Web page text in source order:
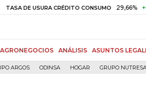
USURA CRÉDITO CONSUMO 29,66% +0,87%
AGRONEGOCIOS ANÁLISIS ASUNTOS
ARGOS ODINSA HOGAR GRUPO